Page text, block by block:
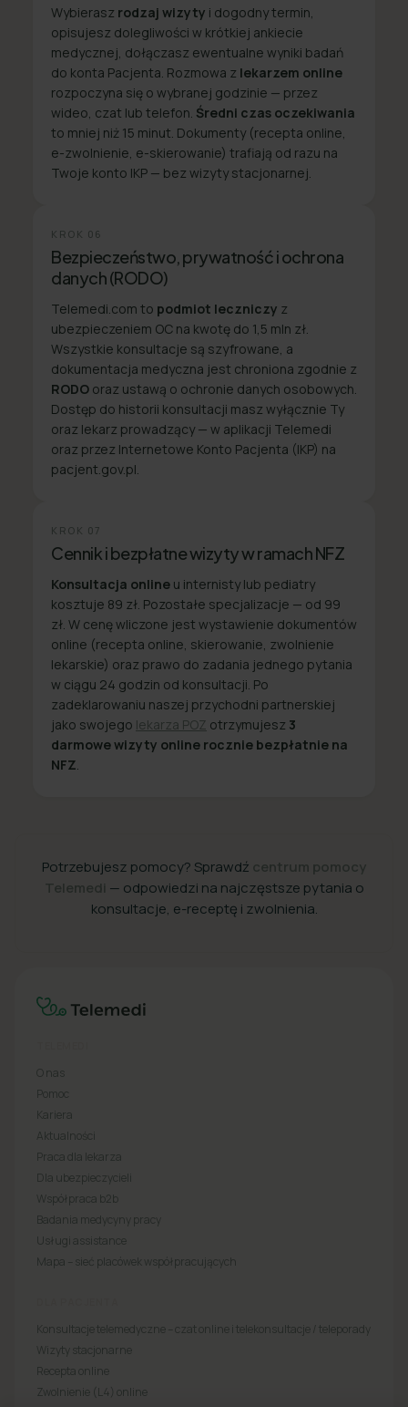
Wybierasz rodzaj wizyty i dogodny termin,
opisujesz dolegliwości w krótkiej ankiecie
medycznej, dołączasz ewentualne wyniki badań
do konta Pacjenta. Rozmowa z lekarzem online
rozpoczyna się o wybranej godzinie — przez
wideo, czat lub telefon. Średni czas oczekiwania
to mniej niż 15 minut. Dokumenty (recepta online,
e-zwolnienie, e-skierowanie) trafiają od razu na
Twoje konto IKP — bez wizyty stacjonarnej.
KROK 06
Bezpieczeństwo, prywatność i ochrona
danych (RODO)
Telemedi.com to podmiot leczniczy z
ubezpieczeniem OC na kwotę do 1,5 mln zł.
Wszystkie konsultacje są szyfrowane, a
dokumentacja medyczna jest chroniona zgodnie z
RODO oraz ustawą o ochronie danych osobowych.
Dostęp do historii konsultacji masz wyłącznie Ty
oraz lekarz prowadzący — w aplikacji Telemedi
oraz przez Internetowe Konto Pacjenta (IKP) na
pacjent.gov.pl.
KROK 07
Cennik i bezpłatne wizyty w ramach NFZ
Konsultacja online u internisty lub pediatry
kosztuje 89 zł. Pozostałe specjalizacje — od 99
zł. W cenę wliczone jest wystawienie dokumentów
online (recepta online, skierowanie, zwolnienie
lekarskie) oraz prawo do zadania jednego pytania
w ciągu 24 godzin od konsultacji. Po
zadeklarowaniu naszej przychodni partnerskiej
jako swojego lekarza POZ otrzymujesz 3
darmowe wizyty online rocznie bezpłatnie na
NFZ
Potrzebujesz pomocy? Sprawdź centrum pomocy
Telemedi — odpowiedzi na najczęstsze pytania o
konsultacje, e-receptę i zwolnienia.
O nas
Pomoc
Kariera
Aktualności
Praca dla lekarza
Dla ubezpieczycieli
Współpraca b2b
Badania medycyny pracy
Usługi assistance
Mapa – sieć placówek współpracujących
Konsultacje telemedyczne – czat online i telekonsultacje / teleporady
Wizyty stacjonarne
Recepta online
Zwolnienie (L4) online